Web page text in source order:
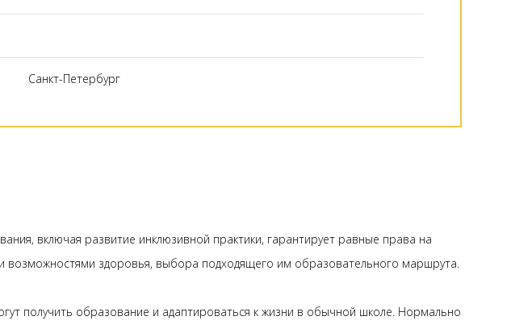
Санкт-Петербург
включая развитие инклюзивной практики, гарантирует равные права на
возможностями здоровья, выбора подходящего им образовательного маршрута.
получить образование и адаптироваться к жизни в обычной школе. Нормально